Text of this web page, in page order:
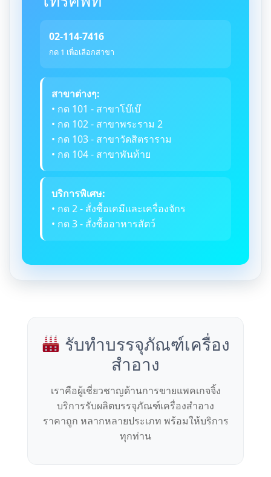
02-114-7416
กด 1 เพื่อเลือกสาขา
สาขาต่างๆ:
• กด 101 - สาขาโบ๊เบ๊
• กด 102 - สาขาพระราม 2
• กด 103 - สาขาวัดสิตราราม
• กด 104 - สาขาพันท้าย
บริการพิเศษ:
• กด 2 - สั่งซื้อเคมีและเครื่องจักร
• กด 3 - สั่งซื้ออาหารสัตว์
รับทำบรรจุภัณฑ์เครื่อง
สำอาง
เราคือผู้เชี่ยวชาญด้านการขายแพคเกจจิ้ง
บริการรับผลิตบรรจุภัณฑ์เครื่องสำอาง
ราคาถูก หลากหลายประเภท พร้อมให้บริการ
ทุกท่าน